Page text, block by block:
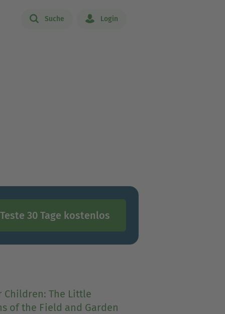
Suche Login
Teste 30 Tage kostenlos
Children: The Little
of the Field and Garden